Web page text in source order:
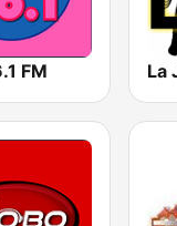
FM